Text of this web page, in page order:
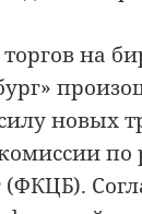
на
новых